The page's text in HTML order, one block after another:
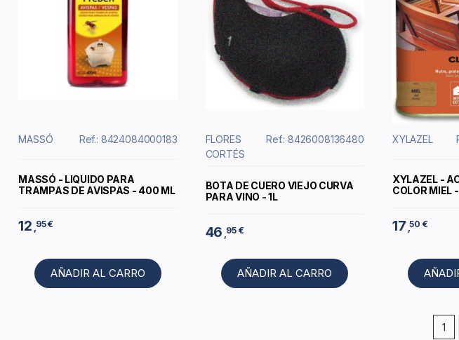
MASSÓ Ref.: 8424084000183
MASSÓ - LIQUIDO PARA
TRAMPAS DE AVISPAS - 400 ML
12 95 €
AÑADIR AL CARRO
FLORES
CORTÉS
Ref.: 8426008136480
BOTA DE CUERO VIEJO CURVA
PARA VINO - 1L
46 ,95 €
AÑADIR AL CARRO
XYLAZEL
XYLAZEL -
COLOR MIEL
17 ,50 €
1